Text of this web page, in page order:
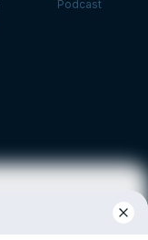
Podcast